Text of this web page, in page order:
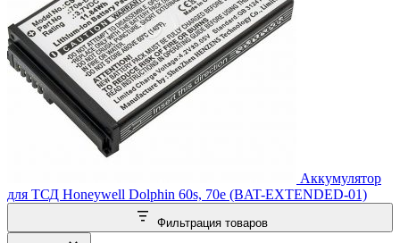
Аккумулятор
для ТСД Honeywell Dolphin 60s, 70e (BAT-EXTENDED-01)
Фильтрация товаров